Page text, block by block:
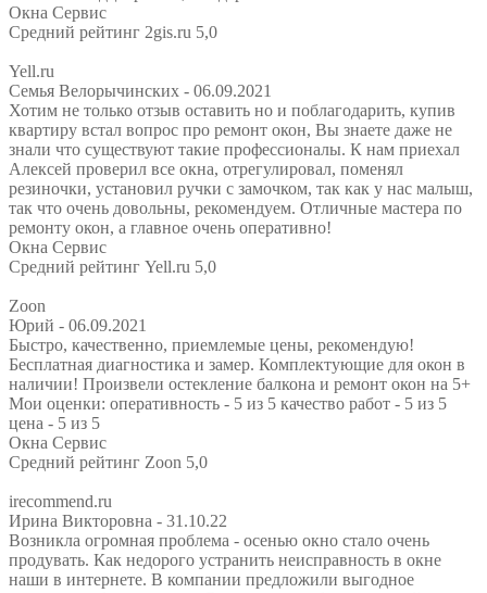
Окна Сервис
Средний рейтинг 2gis.ru 5,0
Yell.ru
Семья Велорычинских - 06.09.2021
Хотим не только отзыв оставить но и поблагодарить, купив
квартиру встал вопрос про ремонт окон, Вы знаете даже не
знали что существуют такие профессионалы. К нам приехал
Алексей проверил все окна, отрегулировал, поменял
резиночки, установил ручки с замочком, так как у нас малыш,
так что очень довольны, рекомендуем. Отличные мастера по
ремонту окон, а главное очень оперативно!
Окна Сервис
Средний рейтинг Yell.ru 5,0
Zoon
Юрий - 06.09.2021
Быстро, качественно, приемлемые цены, рекомендую!
Бесплатная диагностика и замер. Комплектующие для окон в
наличии! Произвели остекление балкона и ремонт окон на 5+
Мои оценки: оперативность - 5 из 5 качество работ - 5 из 5
цена - 5 из 5
Окна Сервис
Средний рейтинг Zoon 5,0
irecommend.ru
Ирина Викторовна - 31.10.22
Возникла огромная проблема - осенью окно стало очень
продувать. Как недорого устранить неисправность в окне
наши в интернете. В компании предложили выгодное